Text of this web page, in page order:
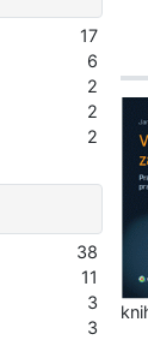
17
6
2
2
2
38
11
3
3